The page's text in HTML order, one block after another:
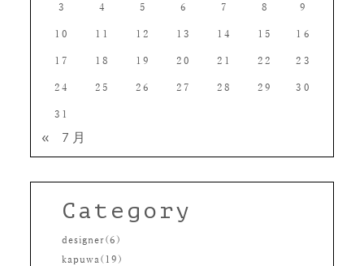
3 4 5 6 7 8 9
10 11 12 13 14 15 16
17 18 19 20 21 22 23
24 25 26 27 28 29 30
31
« 7月
Category
designer(6)
kapuwa(19)